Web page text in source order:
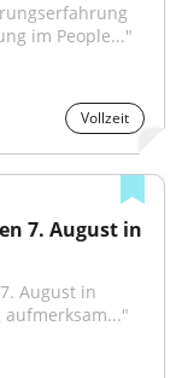
im People..."
Vollzeit